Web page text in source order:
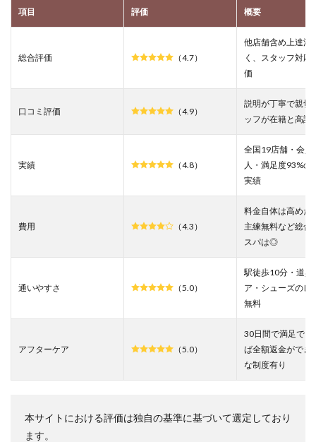
がこ
れで
2
ルフ
千葉
ミを
した
3
ザッ
ルフ
千葉
良い
ミを
ライ
ザッ
項目 評価 概要
総合評価 （4.7）
他店舗含め上達満
く、スタッフ対応
価
口コミ評価 （4.9）
説明が丁寧で親切
ッフが在籍と高評
実績 （4.8）
全国19店舗・会員
人・満足度93%の
実績
費用 （4.3）
料金自体は高めだ
主練無料など総合
スパは◎
通いやすさ （5.0）
駅徒歩10分・道具
ア・シューズのレ
無料
アフターケア （5.0）
30日間で満足でき
ば全額返金ができ
な制度有り
本サイトにおける評価は独自の基準に基づいて選定しており
ます。